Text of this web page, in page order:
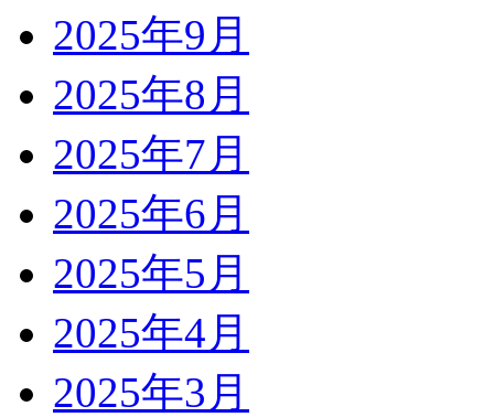
2025年9月
2025年8月
2025年7月
2025年6月
2025年5月
2025年4月
2025年3月